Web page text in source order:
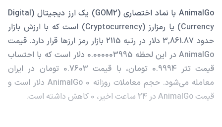
AnimalGo با نماد اختصاری (GOM2) یک ارز دیجیتال (Digital
Currency) یا رمزارز (Cryptocurrency) است که با ارزش بازار
حدود 3,861.87 دلار در رتبه 2115 بازار رمز ارزها قرار دارد. قیمت
AnimalGo در این لحظه 0.000003995 دلار است که با احتساب
قیمت تتر 0.9994 تومان، با قیمت 0.7603 تومان در ایران
معامله می‌شود. حجم معاملات روزانه AnimalGo 0 دلار است و
قیمت AnimalGo در 24 ساعت اخیر، 0 کاهش داشته است.